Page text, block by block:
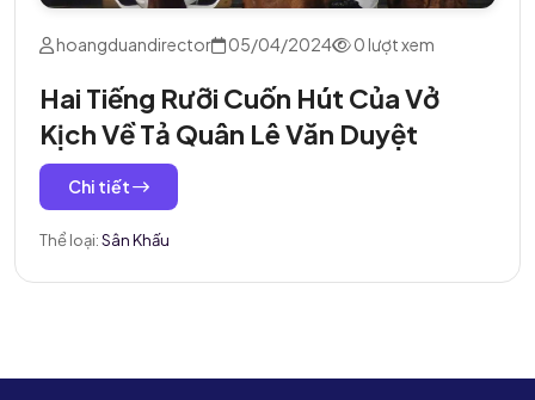
hoangduandirector 05/04/2024 0 lượt xem
Hai Tiếng Rưỡi Cuốn Hút Của Vở
Kịch Về Tả Quân Lê Văn Duyệt
Chi tiết
Thể loại:Sân Khấu